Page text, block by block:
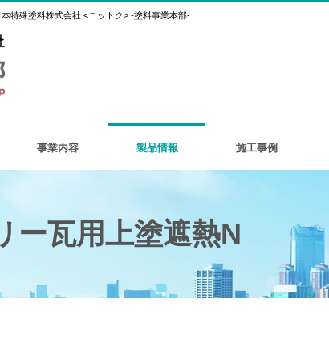
特殊塗料株式会社 <ニットク> -塗料事業本部-
事業内容 製品情報 施工事例
ー瓦用上塗遮熱N